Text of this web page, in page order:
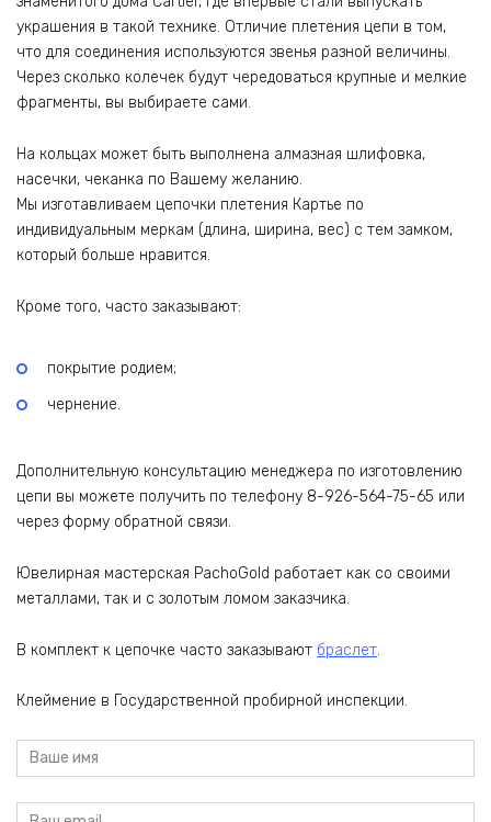
украшения в такой технике. Отличие плетения цепи в том,
что для соединения используются звенья разной величины.
Через сколько колечек будут чередоваться крупные и мелкие
фрагменты, вы выбираете сами.
На кольцах может быть выполнена алмазная шлифовка,
насечки, чеканка по Вашему желанию.
Мы изготавливаем цепочки плетения Картье по
индивидуальным меркам (длина, ширина, вес) с тем замком,
который больше нравится.
Кроме того, часто заказывают:
покрытие родием;
чернение.
Дополнительную консультацию менеджера по изготовлению
цепи вы можете получить по телефону 8-926-564-75-65 или
через форму обратной связи.
Ювелирная мастерская PachoGold работает как со своими
металлами, так и с золотым ломом заказчика.
В комплект к цепочке часто заказывают браслет.
Клеймение в Государственной пробирной инспекции.